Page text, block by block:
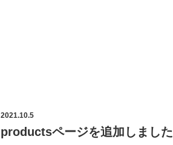
2021.10.5
productsページを追加しました